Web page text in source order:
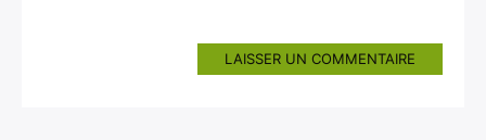
LAISSER UN COMMENTAIRE